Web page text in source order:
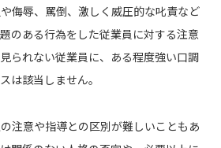
侮辱、罵倒、激しく威圧的な叱責など
のある行為をした従業員に対する注意
られない従業員に、ある程度強い口調
は該当しません。
注意や指導との区別が難しいこともあ